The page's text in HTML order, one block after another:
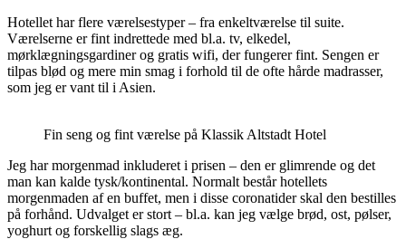
Hotellet har flere værelsestyper – fra enkeltværelse til suite.
Værelserne er fint indrettede med bl.a. tv, elkedel,
mørklægningsgardiner og gratis wifi, der fungerer fint. Sengen er
tilpas blød og mere min smag i forhold til de ofte hårde madrasser,
som jeg er vant til i Asien.
Fin seng og fint værelse på Klassik Altstadt Hotel
Jeg har morgenmad inkluderet i prisen – den er glimrende og det
man kan kalde tysk/kontinental. Normalt består hotellets
morgenmaden af en buffet, men i disse coronatider skal den bestilles
på forhånd. Udvalget er stort – bl.a. kan jeg vælge brød, ost, pølser,
yoghurt og forskellig slags æg.